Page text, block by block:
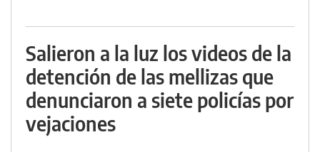
Salieron a la luz los videos de la
detención de las mellizas que
denunciaron a siete policías por
vejaciones